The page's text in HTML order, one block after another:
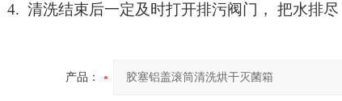
4. 清洗结束后一定及时打开排污阀门， 把水排尽
产品：